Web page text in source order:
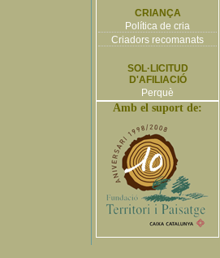
CRIANÇA
Política de cria
Criadors recomanats
SOL·LICITUD
D'AFILIACIÓ
Perquè
Amb el suport de: